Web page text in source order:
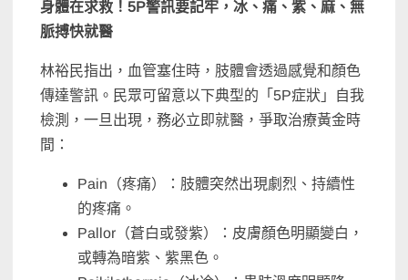
身體在求救！5P警訊要記牢，冰、痛、紫、麻、無
脈搏快就醫
林裕民指出，血管塞住時，肢體會透過感覺和顏色
傳達警訊。民眾可留意以下典型的「5P症狀」自我
檢測，一旦出現，務必立即就醫，爭取治療黃金時
間：
Pain（疼痛）：肢體突然出現劇烈、持續性
的疼痛。
Pallor（蒼白或發紫）：皮膚顏色明顯變白，
或轉為暗紫、紫黑色。